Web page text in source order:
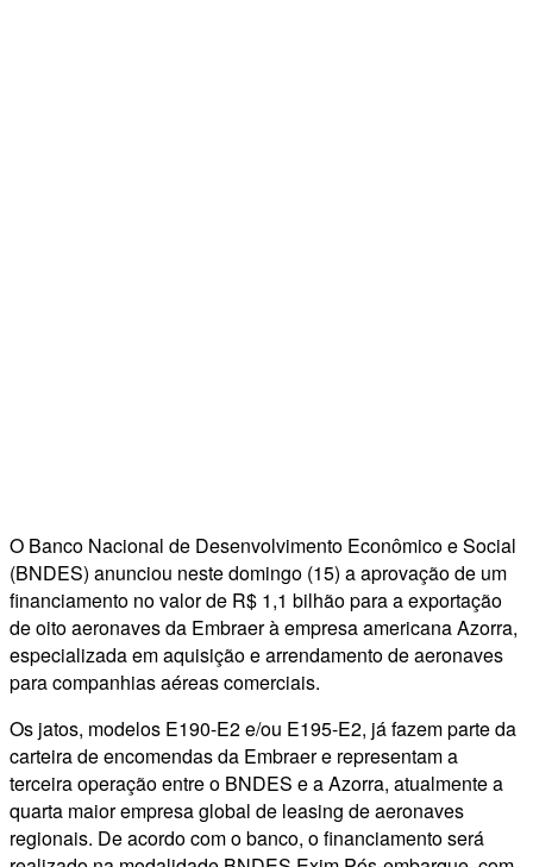
O Banco Nacional de Desenvolvimento Econômico e Social
(BNDES) anunciou neste domingo (15) a aprovação de um
financiamento no valor de R$ 1,1 bilhão para a exportação
de oito aeronaves da Embraer à empresa americana Azorra,
especializada em aquisição e arrendamento de aeronaves
para companhias aéreas comerciais.
Os jatos, modelos E190-E2 e/ou E195-E2, já fazem parte da
carteira de encomendas da Embraer e representam a
terceira operação entre o BNDES e a Azorra, atualmente a
quarta maior empresa global de leasing de aeronaves
regionais. De acordo com o banco, o financiamento será